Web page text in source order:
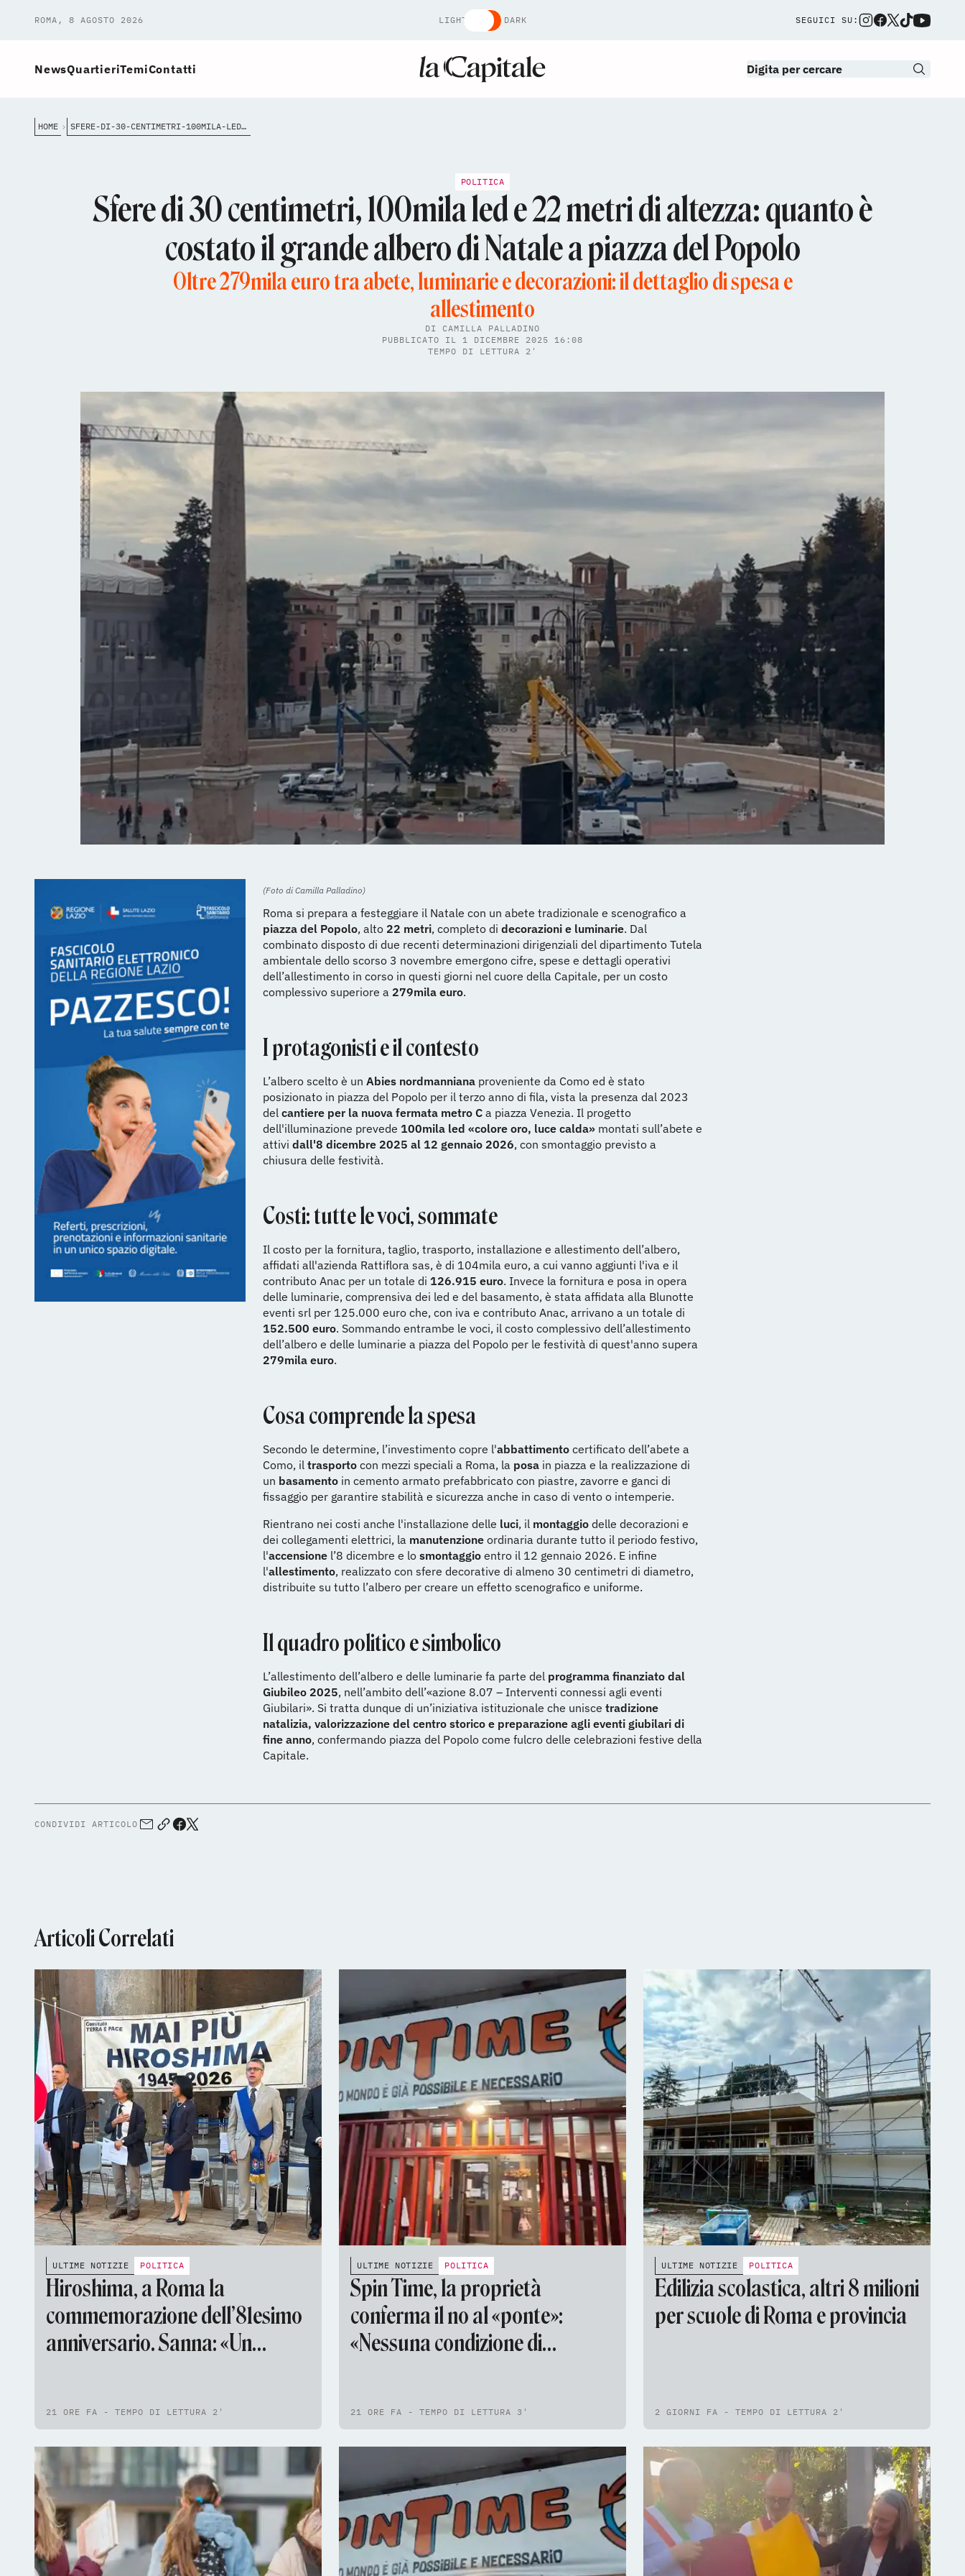
ROMA, 8 AGOSTO 2026 LIGHT DARK SEGUICI SU:
NewsQuartieriTemiContatti
HOME SFERE-DI-30-CENTIMETRI-100MILA-LED-E-22-METRI-DI-ALTEZZA-QUANTO-%C3%A8-COSTATO-IL-GRANDE-ALBERO-DI-NATALE-A-PIAZZA-DEL-POPOLO
POLITICA
Sfere di 30 centimetri, 100mila led e 22 metri di altezza: quanto è
costato il grande albero di Natale a piazza del Popolo
Oltre 279mila euro tra abete, luminarie e decorazioni: il dettaglio di spesa e
allestimento
DI CAMILLA PALLADINO
PUBBLICATO IL 1 DICEMBRE 2025 16:08
TEMPO DI LETTURA 2'
(Foto di Camilla Palladino)
Roma si prepara a festeggiare il Natale con un abete tradizionale e scenografico a
piazza del Popolo, alto 22 metri, completo di decorazioni e luminarie. Dal
combinato disposto di due recenti determinazioni dirigenziali del dipartimento Tutela
ambientale dello scorso 3 novembre emergono cifre, spese e dettagli operativi
dell’allestimento in corso in questi giorni nel cuore della Capitale, per un costo
complessivo superiore a 279mila euro.
I protagonisti e il contesto
L’albero scelto è un Abies nordmanniana proveniente da Como ed è stato
posizionato in piazza del Popolo per il terzo anno di fila, vista la presenza dal 2023
del cantiere per la nuova fermata metro C a piazza Venezia. Il progetto
dell'illuminazione prevede 100mila led «colore oro, luce calda» montati sull’abete e
attivi dall'8 dicembre 2025 al 12 gennaio 2026, con smontaggio previsto a
chiusura delle festività.
Costi: tutte le voci, sommate
Il costo per la fornitura, taglio, trasporto, installazione e allestimento dell’albero,
affidati all'azienda Rattiflora sas, è di 104mila euro, a cui vanno aggiunti l'iva e il
contributo Anac per un totale di 126.915 euro. Invece la fornitura e posa in opera
delle luminarie, comprensiva dei led e del basamento, è stata affidata alla Blunotte
eventi srl per 125.000 euro che, con iva e contributo Anac, arrivano a un totale di
152.500 euro. Sommando entrambe le voci, il costo complessivo dell’allestimento
dell’albero e delle luminarie a piazza del Popolo per le festività di quest'anno supera
279mila euro.
Cosa comprende la spesa
Secondo le determine, l’investimento copre l'abbattimento certificato dell’abete a
Como, il trasporto con mezzi speciali a Roma, la posa in piazza e la realizzazione di
un basamento in cemento armato prefabbricato con piastre, zavorre e ganci di
fissaggio per garantire stabilità e sicurezza anche in caso di vento o intemperie.
Rientrano nei costi anche l'installazione delle luci, il montaggio delle decorazioni e
dei collegamenti elettrici, la manutenzione ordinaria durante tutto il periodo festivo,
l'accensione l’8 dicembre e lo smontaggio entro il 12 gennaio 2026. E infine
l'allestimento, realizzato con sfere decorative di almeno 30 centimetri di diametro,
distribuite su tutto l’albero per creare un effetto scenografico e uniforme.
Il quadro politico e simbolico
L’allestimento dell’albero e delle luminarie fa parte del programma finanziato dal
Giubileo 2025, nell’ambito dell’«azione 8.07 – Interventi connessi agli eventi
Giubilari». Si tratta dunque di un’iniziativa istituzionale che unisce tradizione
natalizia, valorizzazione del centro storico e preparazione agli eventi giubilari di
fine anno, confermando piazza del Popolo come fulcro delle celebrazioni festive della
Capitale.
CONDIVIDI ARTICOLO
Articoli Correlati
ULTIME NOTIZIE POLITICA
Hiroshima, a Roma la
commemorazione dell’81esimo
anniversario. Sanna: «Un
21 ORE FA - TEMPO DI LETTURA 2'
ULTIME NOTIZIE POLITICA
Spin Time, la proprietà
conferma il no al «ponte»:
«Nessuna condizione di
tecnico e giuridico»
21 ORE FA - TEMPO DI LETTURA 3'
ULTIME NOTIZIE POLITICA
Edilizia scolastica, altri 8 milioni
per scuole di Roma e provincia
2 GIORNI FA - TEMPO DI LETTURA 2'